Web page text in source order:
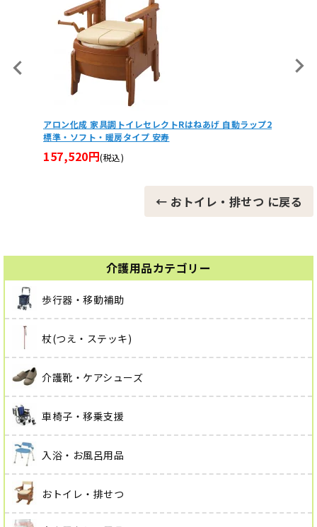
介護用品カテゴリー
歩行器・移動補助
杖(つえ・ステッキ)
介護靴・ケアシューズ
車椅子・移乗支援
入浴・お風呂用品
おトイレ・排せつ
レクトRはねあげ 自動ラップ2
【5個セット】安寿 自動ラップ／自動ラッ
ルムカセット
← おトイレ・排せつ に戻る